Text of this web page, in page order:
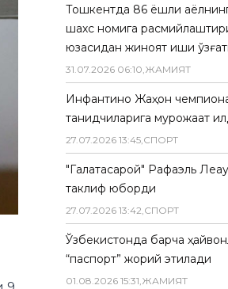
Тошкентда 86 ёшли
шахс номига
юзасидан жиноят иши
31.07.2026 06:10,ЖАМИЯТ
Инфантино Жаҳон
танқидчиларига мурожаат
27.07.2026 13:45,СПОРТ
"Галатасарой" Рафаэль
таклиф юборди
27.07.2026 13:42,СПОРТ
Ўзбекистонда барча
“паспорт” жорий этилади
01.08.2026 15:31,ЖАМИЯТ